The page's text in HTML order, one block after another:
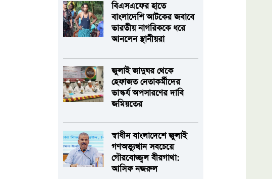
বিএসএফের হাতে
বাংলাদেশি আটকের জবাবে
ভারতীয় নাগরিককে ধরে
আনলেন স্থানীয়রা
জুলাই জাদুঘর থেকে
হেফাজত নেতাকর্মীদের
ভাস্কর্য অপসারণের দাবি
জমিয়তের
স্বাধীন বাংলাদেশে জুলাই
গণঅভ্যুত্থান সবচেয়ে
গৌরবোজ্জ্বল বীরগাথা:
আসিফ নজরুল